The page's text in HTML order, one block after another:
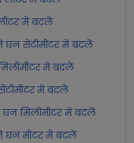
लीटर में बदलें
घन सेंटीमीटर में बदलें
मिलीमीटर में बदलें
सेंटीमीटर में बदलें
घन मिलीमीटर में बदलें
घन मीटर में बदलें